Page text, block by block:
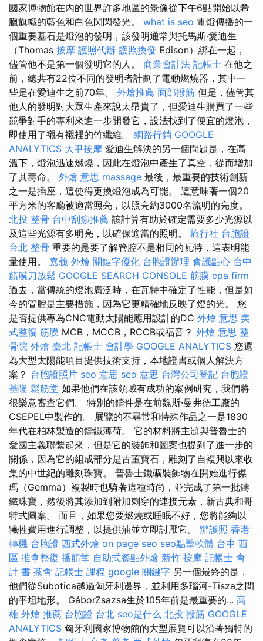
國家博物館在內的世界許多地區的景像從下午6點開始以希
臘旗幟的藍色和白色閃閃發光。 what is seo 電燈傳播的一
個重要基石是燈泡的發明，該發明通常與托馬斯·愛迪生
（Thomas 按摩 護照代辦 護照換發 Edison）綁在一起，
儘管他不是第一個發明它的人。 商業會計法 記帳士 在他之
前，總共有22位不同的發明者計劃了電動燃燒器，其中一
些是在愛迪生之前70年。 外燴推薦 面部撥筋 但是，儘管其
他人的發明對大眾生產來說太昂貴了，但愛迪生購買了一些
競爭對手的專利來進一步開發它，設法找到了便宜的燈泡，
即使用了襯有襯裡的竹纖維。 網路行銷 GOOGLE
ANALYTICS 大甲按摩 愛迪生解決的另一個問題是，在高
溫下，燈泡迅速燃燒，因此在燈泡中產生了真空，從而增加
了其壽命。 外燴 意思 massage 最後，最重要的技術創新
之一是插座，這使得更換燈泡成為可能。 這意味著一個20
平方米的客廳被適當照亮，以照亮約3000名流明的亮度。
北投 整骨 台中刮痧推薦 該計算有助於確定需要多少光源以
及這些光源有多明亮，以確保適當的照明。 旅行社 台胞證
台北 整骨 重要的是要了解管腔不是相同的瓦特，這表明能
量使用。 嘉義 外燴 關鍵字優化 台胞證辦理 會議點心 台中
筋膜刀放鬆 GOOGLE SEARCH CONSOLE 筋膜 cpa firm
過去，當傳統的燈泡廣泛時，在瓦特中確定了性能，但是如
今的管腔是主要措施，因為它更精確地反映了燈的光。 您
是否提供專為CNC電動太陽能應用設計的DC 外燴 意思 美
式整復 筋膜 MCB，MCCB，RCCB或福音？ 外燴 意思 整
骨院 外燴 臺北 記帳士 會計學 GOOGLE ANALYTICS 您還
為大型太陽能項目提供技術支持，本地證書或個人解決方
案？ 台胞證照片 seo 意思 seo 意思 台灣公司登記 台胞證
基隆 鬆筋堂 如果他們在該領域有成功的案例研究，我們將
很樂意審查它們。 特別的鑄件是在前魏斯·曼弗德工廠的
CSEPEL中製作的。 展覽的不尋常和特殊作品之一是1830
年代在柏林製造的鑄鐵薄荷。 它的材料將主題與普魯士的
愛國主義聯繫起來，但是它的裝飾和圖案也提到了進一步的
關係，因為它的組成部分是古董寶石，雕刻了自複興以來收
集的中世紀的雕刻珠寶。 普魯士鐵礦裝飾物在開始進行傑
瑪（Gemma）複製時也騎著這種時尚，並完成了第一批鑄
鐵珠寶，然後將其添加到附加刺穿的連接元素，新古典和哥
特式圖案。 而且，如果您要燃燒或睡眠不好，您將能夠以
犧牲費用進行調整，以提供油並立即討厭它。 辦護照 香港
轉機 台胞證 西式外燴 on page seo seo點擊軟體 台中 西
區 推拿整復 播筋堂 自助式餐點外燴 新竹 按摩 記帳士 會
計 書 茶會 記帳士 課程 google 關鍵字 另一個最終的是，
他們從Subotica越過匈牙利邊界，並利用多瑙河-Tisza之間
的平坦地形。 GáborZsazsa生於105年前是最重要的... 高
雄 外燴 推薦 台胞證 台北 seo是什么 北投 撥筋 GOOGLE
ANALYTICS 匈牙利國家博物館的大型展覽可以沿著獨特的